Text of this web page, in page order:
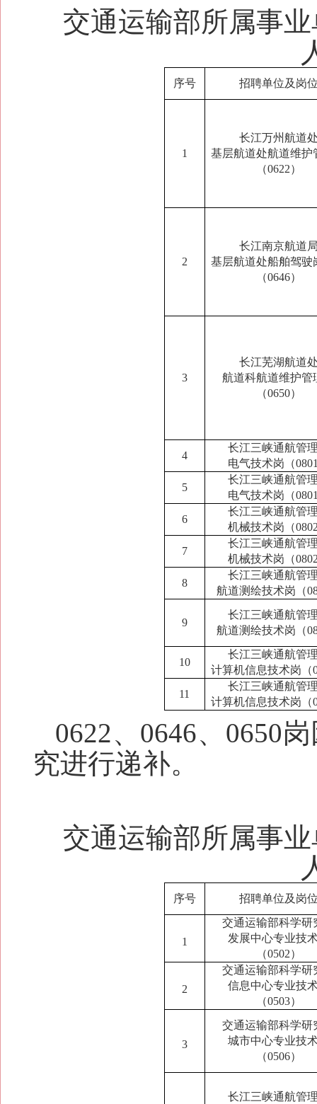
交通运输部所属事
序号 招聘单位及岗
1
长江万州航道
基层航道处航道维护
（0622）
2
长江南京航道
基层航道处船舶驾驶
（0646）
3
长江芜湖航道
航道科航道维护管
（0650）
4
长江三峡通航管
电气技术岗（
5
长江三峡通航管
电气技术岗（
6
长江三峡通航管
机械技术岗（
7
长江三峡通航管
机械技术岗（
8
长江三峡通航管
航道测绘技术岗（
9
长江三峡通航管
航道测绘技术岗（
10
长江三峡通航管
计算机信息技术岗（
11
长江三峡通航管
计算机信息技术岗（
0622、0646、0650
究进行递补。
交通运输部所属事
序号 招聘单位及岗
1
交通运输部科学研
发展中心专业技
（0502）
2
交通运输部科学研
信息中心专业技
（0503）
3
交通运输部科学研
城市中心专业技
（0506）
长江三峡通航管